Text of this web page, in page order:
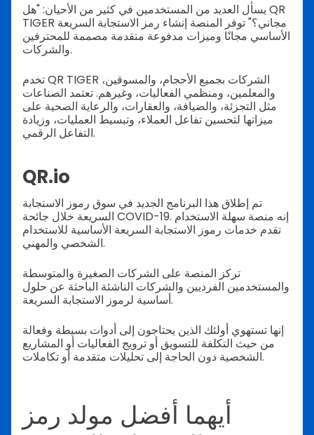
يسأل العديد من المستخدمين في كثير من الأحيان: "هل QR
TIGER مجاني؟" توفر المنصة إنشاء رمز الاستجابة السريعة
الأساسي مجانًا وميزات مدفوعة متقدمة مصممة للمحترفين
والشركات.
تخدم QR TIGER الشركات بجميع الأحجام، والمسوقين،
والمعلمين، ومنظمي الفعاليات، وغيرهم. تعتمد الصناعات
مثل التجزئة، والضيافة، والعقارات، والرعاية الصحية على
ميزاتها لتحسين تفاعل العملاء، وتبسيط العمليات، وزيادة
التفاعل الرقمي.
QR.io
تم إطلاق هذا البرنامج الجديد في سوق رموز الاستجابة
السريعة خلال جائحة COVID-19. إنه منصة سهلة الاستخدام
تقدم خدمات رموز الاستجابة السريعة الأساسية للاستخدام
الشخصي والمهني.
تركز المنصة على الشركات الصغيرة والمتوسطة
والمستخدمين الفرديين والشركات الناشئة الباحثة عن حلول
أساسية لرموز الاستجابة السريعة.
إنها تستهوي أولئك الذين يحتاجون إلى أدوات بسيطة وفعالة
من حيث التكلفة للتسويق أو ترويج الفعاليات أو المشاريع
الشخصية دون الحاجة إلى تحليلات متقدمة أو تكاملات.
أيهما أفضل مولد رمز